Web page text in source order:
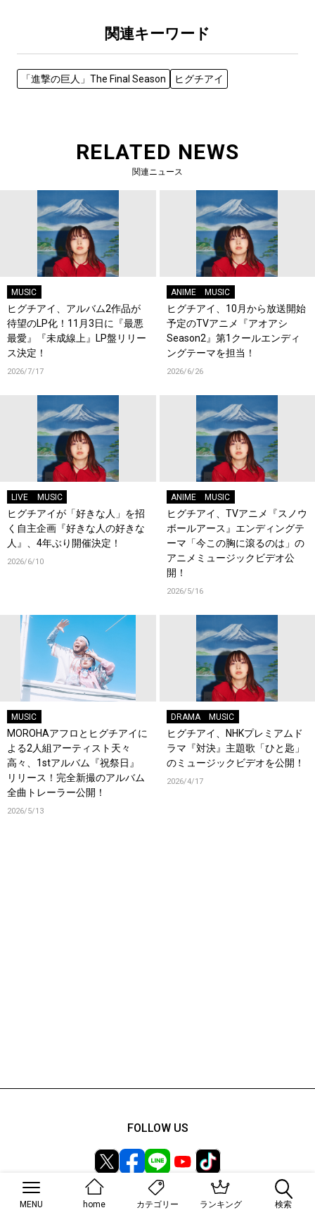
関連キーワード
「進撃の巨人」The Final Season ヒグチアイ
RELATED NEWS
関連ニュース
MUSIC
ヒグチアイ、アルバム2作品が
待望のLP化！11月3日に『最悪
最愛』『未成線上』LP盤リリー
ス決定！
2026/7/17
ANIME MUSIC
ヒグチアイ、10月から放送開始
予定のTVアニメ『アオアシ
Season2』第1クールエンディ
ングテーマを担当！
2026/6/26
LIVE MUSIC
ヒグチアイが「好きな人」を招
く自主企画『好きな人の好きな
人』、4年ぶり開催決定！
2026/6/10
ANIME MUSIC
ヒグチアイ、TVアニメ『スノウ
ボールアース』エンディングテ
ーマ「今この胸に滾るのは」の
アニメミュージックビデオ公
開！
2026/5/16
MUSIC
MOROHAアフロとヒグチアイに
よる2人組アーティスト天々
高々、1stアルバム『祝祭日』
リリース！完全新撮のアルバム
全曲トレーラー公開！
2026/5/13
DRAMA MUSIC
ヒグチアイ、NHKプレミアムド
ラマ『対決』主題歌「ひと匙」
のミュージックビデオを公開！
2026/4/17
MENU home カテゴリー ランキング 検索
FOLLOW US